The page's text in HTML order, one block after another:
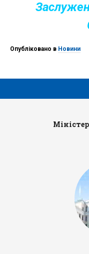
Опубліковано в Новини